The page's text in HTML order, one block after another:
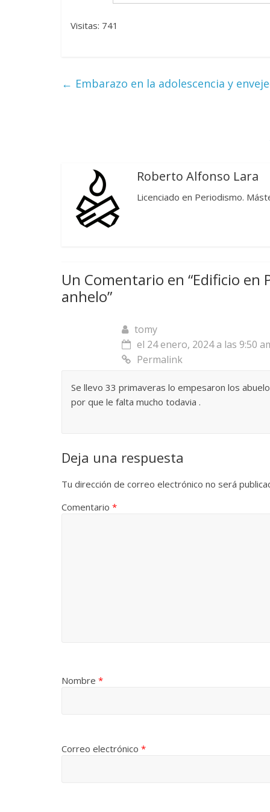
Visitas: 741
← Embarazo en la adolescencia y
Roberto Alfonso Lara
Licenciado en Periodismo.
Un Comentario en “Edificio en
anhelo”
tomy
el 24 enero, 2024 a las 9:50
Permalink
Se llevo 33 primaveras lo empesaron los
por que le falta mucho todavia .
Deja una respuesta
Tu dirección de correo electrónico no será
Comentario *
Nombre *
Correo electrónico *
Un vergel en las nieblas de
Francisco G. Navarro